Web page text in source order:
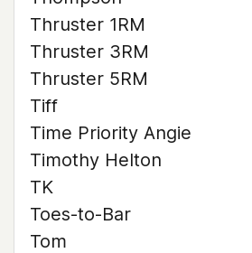
Thruster 1RM
Thruster 3RM
Thruster 5RM
Tiff
Time Priority Angie
Timothy Helton
TK
Toes-to-Bar
Tom